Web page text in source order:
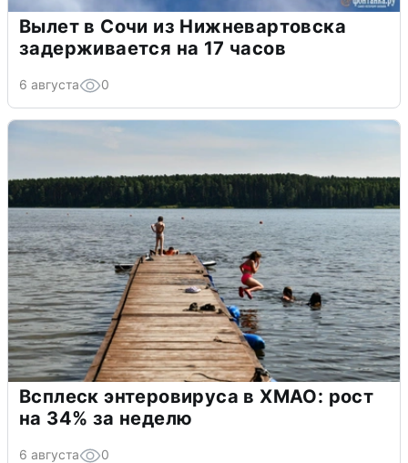
Вылет в Сочи из Нижневартовска
задерживается на 17 часов
6 августа 0
Всплеск энтеровируса в ХМАО: рост
на 34% за неделю
6 августа 0